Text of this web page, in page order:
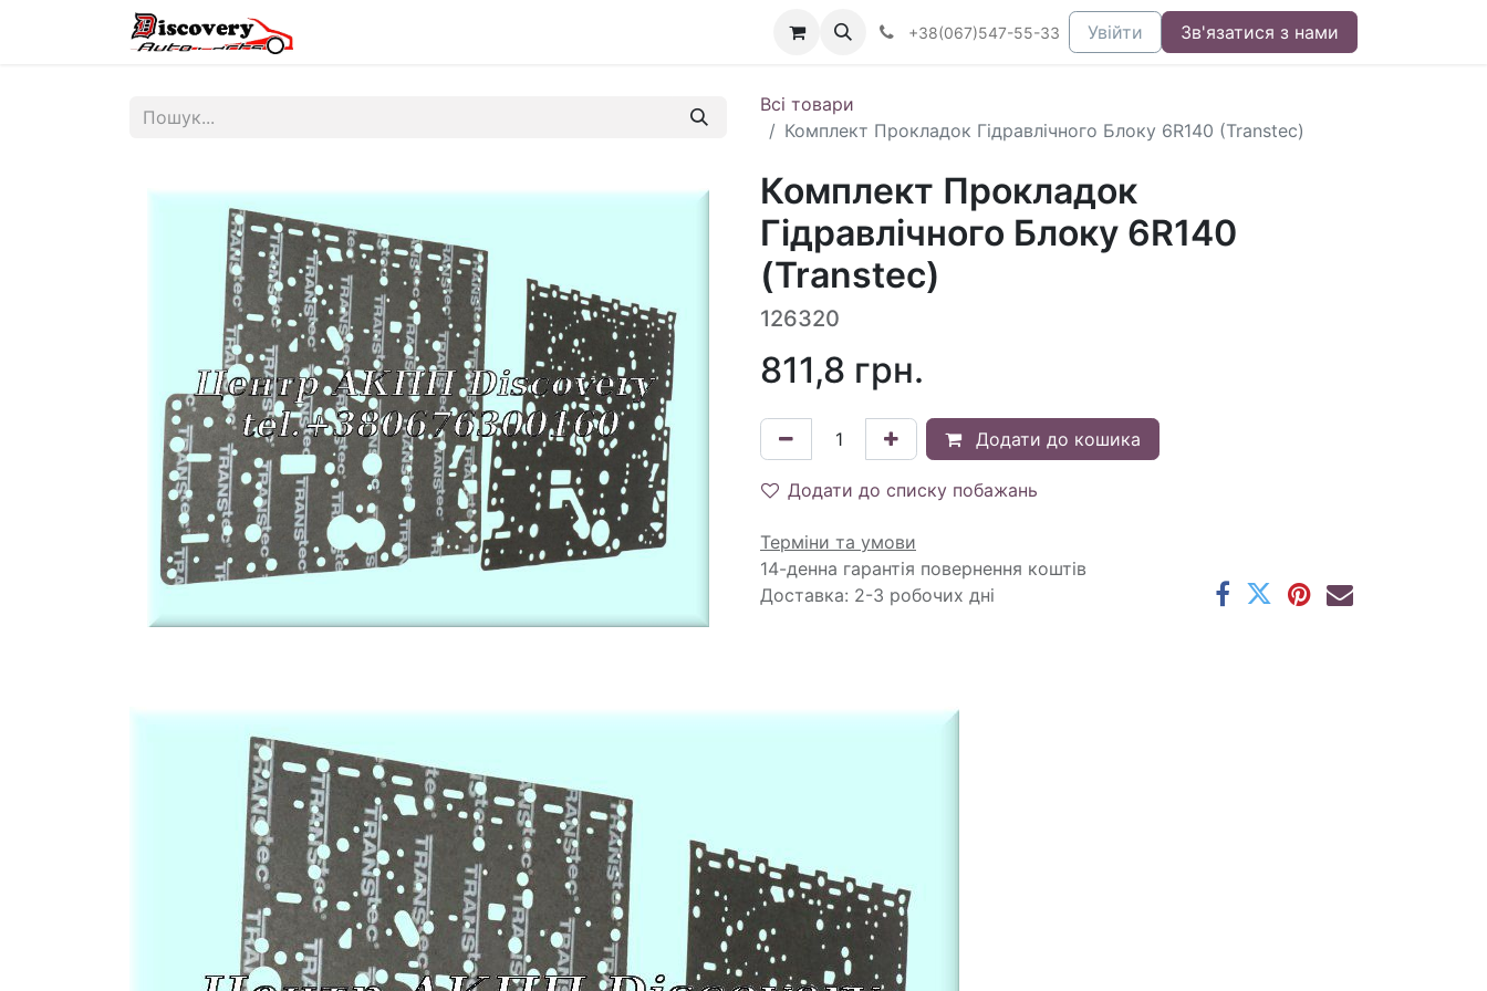
+38(067)547-55-33 Увійти Зв'язатися з нами
Всі товари
Комплект Прокладок Гідравлічного Блоку 6R140 (Transtec)
Комплект Прокладок
Гідравлічного Блоку 6R140
(Transtec)
126320
811,8 грн.
Додати до кошика
Додати до списку побажань
Терміни та умови
14-денна гарантія повернення коштів
Доставка: 2-3 робочих дні